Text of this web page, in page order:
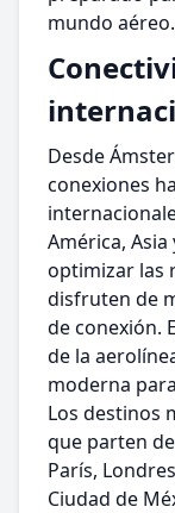
mundo aéreo.
Desde
conexiones
América,
optimizar las
disfruten de
de conexión.
de la
moderna
Los destinos
que parten
París,
Ciudad de